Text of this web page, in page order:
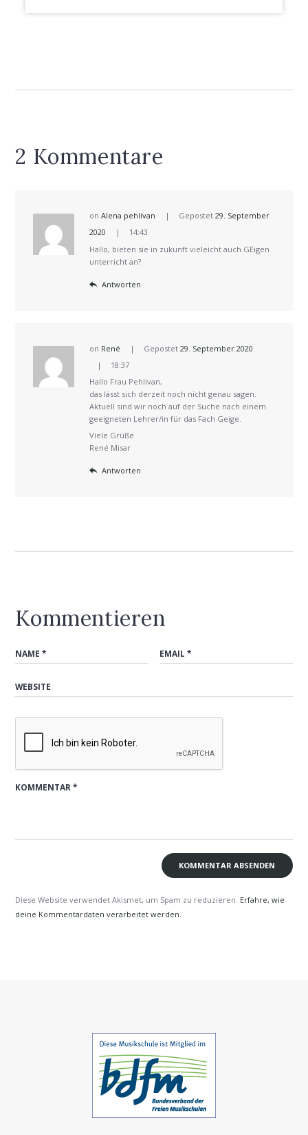
2 Kommentare
onAlena pehlivan Gepostet 29. September
2020
14:43
Hallo, bieten sie in zukunft vieleicht auch GEigen
unterricht an?
Antworten
on René Gepostet 29. September 2020
18:37
Hallo Frau Pehlivan,
das lässt sich derzeit noch nicht genau sagen.
Aktuell sind wir noch auf der Suche nach einem
geeigneten Lehrer/in für das Fach Geige.
Viele Grüße
René Misar
Antworten
Kommentieren
Diese Website verwendet Akismet, um Spam zu reduzieren. Erfahre, wie
deine Kommentardaten verarbeitet werden.